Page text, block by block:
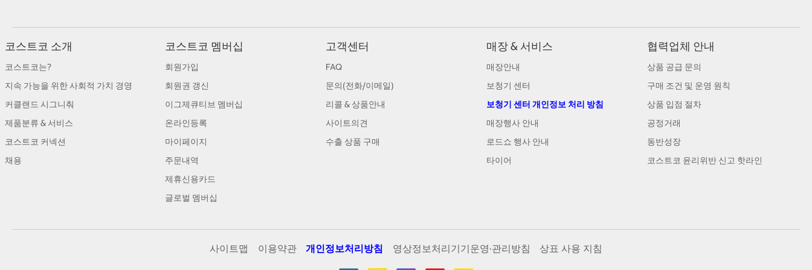
코스트코 소개
코스트코는?
지속 가능을 위한 사회적 가치 경영
커클랜드 시그니춰
제품분류 & 서비스
코스트코 커넥션
채용
코스트코 멤버십
회원가입
회원권 갱신
이그제큐티브 멤버십
온라인등록
마이페이지
주문내역
제휴신용카드
글로벌 멤버십
고객센터
FAQ
문의(전화/이메일)
리콜 & 상품안내
사이트의견
수출 상품 구매
매장 & 서비스
매장안내
보청기 센터
보청기 센터 개인정보 처리 방침
매장행사 안내
로드쇼 행사 안내
타이어
협력업체 안내
상품 공급 문의
구매 조건 및 운영 원칙
상품 입점 절차
공정거래
동반성장
코스트코 윤리위반 신고 핫라인
사이트맵 이용약관 개인정보처리방침 영상정보처리기기운영·관리방침 상표 사용 지침